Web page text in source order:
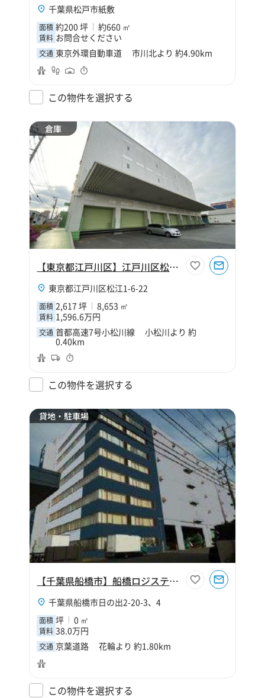
千葉県松戸市紙敷
面積 約200 坪 約660 ㎡
賃料 お問合せください
交通 東京外環自動車道 市川北より 約4.90km
この物件を選択する
倉庫
【東京都江戸川区】江戸川区松江1丁目2617坪倉庫
東京都江戸川区松江1-6-22
面積 2,617 坪 8,653 ㎡
賃料 1,596.6万円
交通 首都高速7号小松川線 小松川より 約
0.40km
この物件を選択する
貸地・駐車場
【千葉県船橋市】船橋ロジスティクス駐車場
千葉県船橋市日の出2-20-3、4
面積 坪 0 ㎡
賃料 38.0万円
交通 京葉道路 花輪より 約1.80km
この物件を選択する